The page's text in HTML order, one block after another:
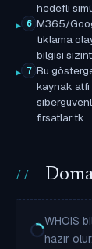
hedefli
6 M365/
tıklama
bilgisi
7 Bu
kaynak
firsatlar.tk
WHOIS
hazır